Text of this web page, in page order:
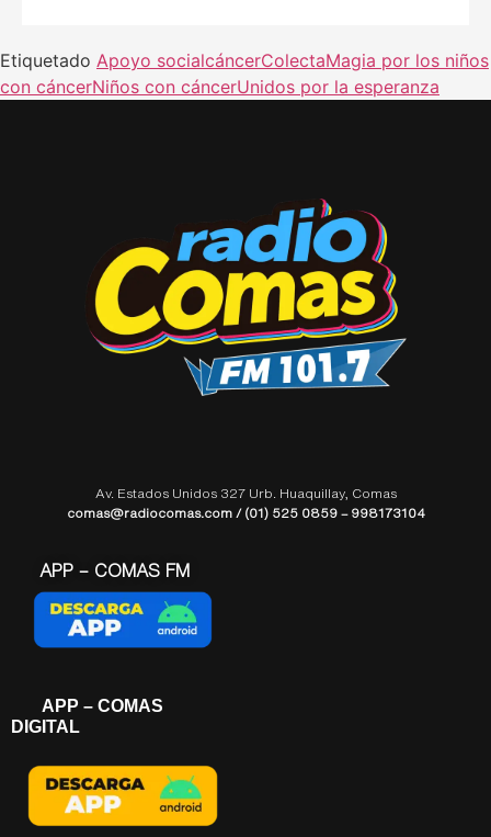
Etiquetado Apoyo socialcáncerColectaMagia por los niños
con cáncerNiños con cáncerUnidos por la esperanza
Av. Estados Unidos 327 Urb. Huaquillay, Comas
comas@radiocomas.com / (01) 525 0859 – 998173104
APP – COMAS FM
APP – COMAS
DIGITAL